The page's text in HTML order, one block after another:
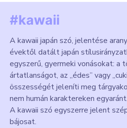
#kawaii
A kawaii japán szó, jelentése
évektől datált japán
egyszerű, gyermeki vonásokat: a
ártatlanságot, az „édes” vagy
összességét jeleníti meg
nem humán karaktereken egyaránt.
A kawaii szó egyszerre jelent
bájosat.